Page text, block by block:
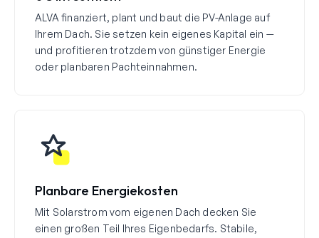
ALVA finanziert, plant und baut die PV-Anlage auf
Ihrem Dach. Sie setzen kein eigenes Kapital ein —
und profitieren trotzdem von günstiger Energie
oder planbaren Pachteinnahmen.
Planbare Energiekosten
Mit Solarstrom vom eigenen Dach decken Sie
einen großen Teil Ihres Eigenbedarfs. Stabile,